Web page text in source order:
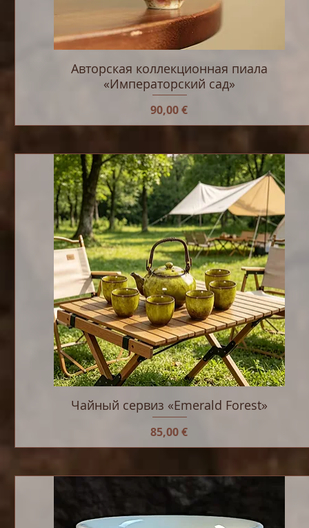
Авторская коллекционная пиала
«Императорский сад»
Цена
90,00 €
Чайный сервиз «Emerald Forest»
Цена
85,00 €